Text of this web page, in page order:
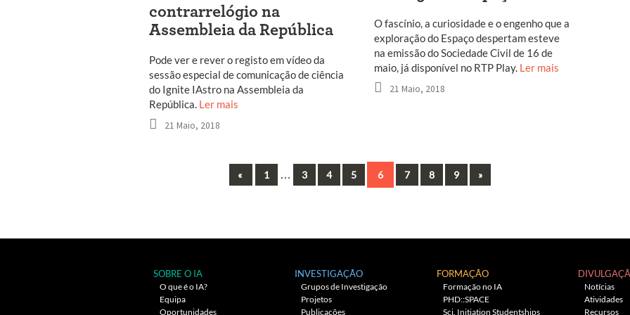
contrarrelógio na
Assembleia da República
Pode ver e rever o registo em vídeo da
sessão especial de comunicação de ciência
do Ignite IAstro na Assembleia da
República. Ler mais
21 Maio, 2018
O fascínio, a curiosidade e o engenho que a
exploração do Espaço despertam esteve
na emissão do Sociedade Civil de 16 de
maio, já disponível no RTP Play. Ler mais
21 Maio, 2018
« Previous
1 … 3 4 5 6 7 8 9 Next
»
SOBRE O IA
O que é o IA?
Equipa
Oportunidades
INVESTIGAÇÃO
Grupos de Investigação
Projetos
Publicações
FORMAÇÃO
Formação no IA
PHD::SPACE
Sci. Initiation Studentships
Notícias
Atividades
Recursos